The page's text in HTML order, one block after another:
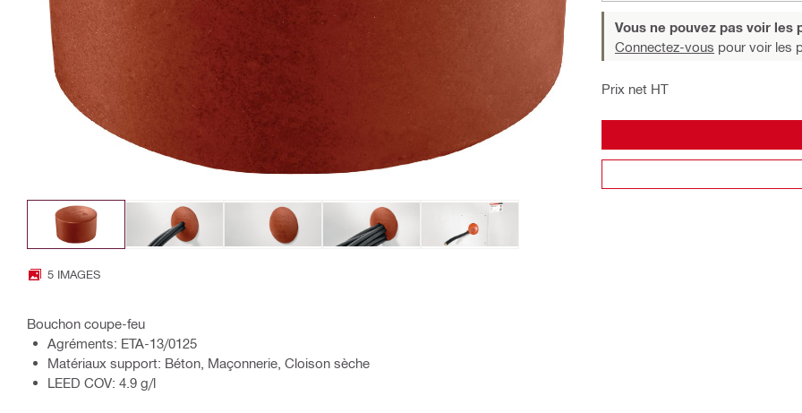
5 IMAGES
Bouchon coupe-feu
Agréments: ETA-13/0125
Matériaux support: Béton, Maçonnerie, Cloison sèche
LEED COV: 4.9 g/l
Vous ne pouvez pas voir les
Connectez-vous pour voir les
Prix net HT